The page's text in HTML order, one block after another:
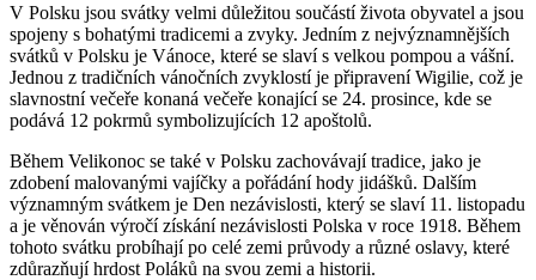
V Polsku jsou svátky velmi důležitou⁢ součástí ⁢života⁤ obyvatel a jsou⁢
spojeny s bohatými tradicemi a ​zvyky. Jedním ​z nejvýznamnějších
svátků v Polsku je Vánoce, které se slaví s velkou pompou a ⁣vášní.
Jednou z tradičních vánočních zvyklostí je⁣ připravení Wigilie, což je‍
slavnostní večeře konaná‌ večeře​ konající ​se 24. prosince, kde ⁢se
podává 12 pokrmů symbolizujících 12 apoštolů.
Během Velikonoc se také v Polsku zachovávají tradice, jako je​
zdobení malovanými vajíčky a pořádání hody jidášků. Dalším
významným⁣ svátkem⁤ je Den nezávislosti, který se slaví 11.⁣ listopadu
a je věnován výročí ‌získání nezávislosti Polska v roce 1918. Během
tohoto svátku probíhají po celé zemi průvody a různé‌ oslavy, které⁢
zdůrazňují hrdost Poláků na svou zemi ⁢a ⁢historii.